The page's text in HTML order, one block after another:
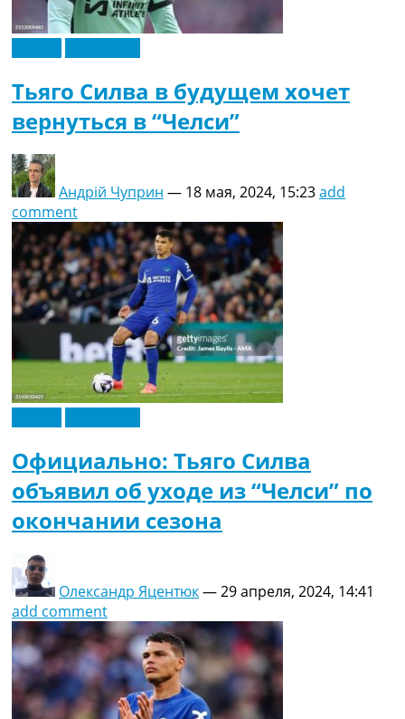
Тьяго Силва в будущем хочет
вернуться в “Челси”
Андрій Чуприн — 18 мая, 2024, 15:23add
comment
Официально: Тьяго Силва
объявил об уходе из “Челси” по
окончании сезона
Олександр Яцентюк—29 апреля, 2024, 14:41
add comment